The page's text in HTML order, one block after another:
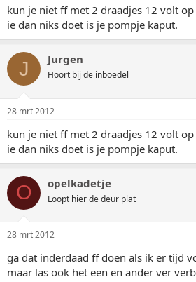
kun je niet ff met 2 draadjes 12 volt
ie dan niks doet is je pompje kaput.
J Jurgen
Hoort bij de inboedel
28 mrt 2012
kun je niet ff met 2 draadjes 12 volt
ie dan niks doet is je pompje kaput.
O opelkadetje
Loopt hier de deur plat
28 mrt 2012
ga dat inderdaad ff doen als ik er tijd
maar las ook het een en ander ver